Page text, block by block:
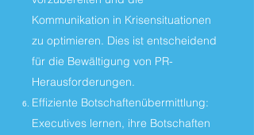
Kommunikation in Krisensituationen
zu optimieren. Dies ist entscheidend
für die Bewältigung von PR-
Herausforderungen.
Effiziente Botschaftenübermittlung:
Executives lernen, ihre Botschaften